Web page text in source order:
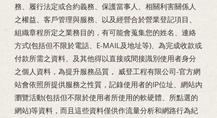
務、履行法定或合約義務、保護當事人、相關利害關係人
之權益、客戶管理與服務、以及經營合於營業登記項目、
組織章程所定之業務目的，有可能會蒐集您的姓名、連絡
方式(包括但不限於電話、E-MAIL及地址等)、為完成收款或
付款所需之資料、及其他得以直接或間接識別使用者身分
之個人資料，為提升服務品質， 威登工程有限公司-官方網
站會依照所提供服務之性質，記錄使用者的IP位址、網站內
瀏覽活動(包括但不限於使用者所使用的軟硬體、所點選的
網站)等資料，而且這些資料僅供作流量分析和網路行為紀